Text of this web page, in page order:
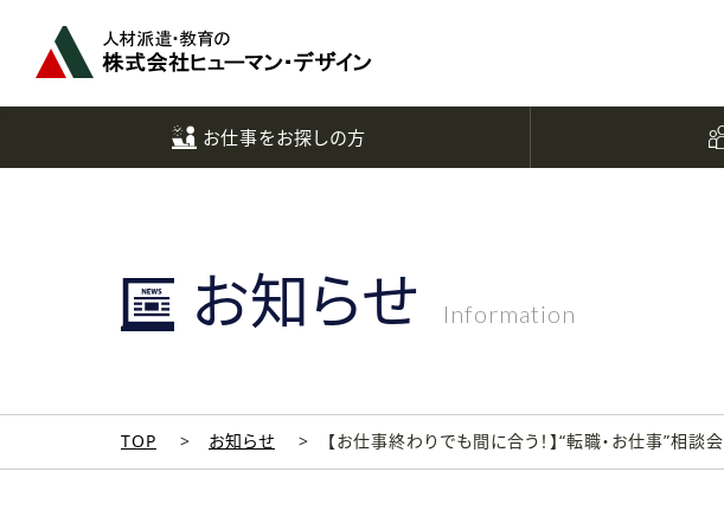
お仕事をお探しの方
お知らせ Information
TOP お知らせ 【お仕事終わりでも間に合う！】“転職・お仕事”相談会
へ